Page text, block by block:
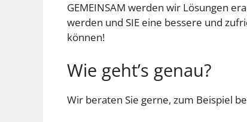
GEMEINSAM werden wir Lösungen
werden und SIE eine bessere und
können!
Wie geht’s genau?
Wir beraten Sie gerne, zum Beispiel